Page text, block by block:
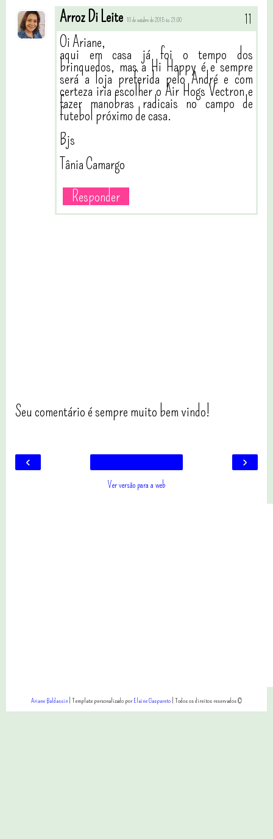
Arroz Di Leite 10 de outubro de 2015 às 21:00
Oi Ariane,
aqui em casa já foi o tempo dos
brinquedos, mas a Hi Happy é e sempre
será a loja preferida pelo André e com
certeza iria escolher o Air Hogs Vectron e
fazer manobras radicais no campo de
futebol próximo de casa.
Bjs
Tânia Camargo
Responder
Seu comentário é sempre muito bem vindo!
‹ ›
Ver versão para a web
Ariane Baldassin| Template personalizado porElaine Gaspareto| Todos os direitos reservados ©